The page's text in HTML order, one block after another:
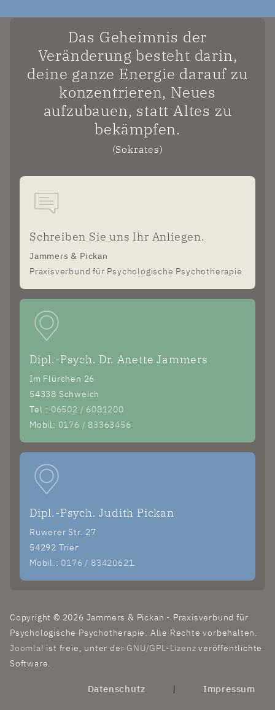
Das Geheimnis der
Veränderung besteht darin,
deine ganze Energie darauf zu
konzentrieren, Neues
aufzubauen, statt Altes zu
bekämpfen.
(Sokrates)
Schreiben Sie uns Ihr Anliegen.
Jammers & Pickan
Praxisverbund für Psychologische Psychotherapie
Dipl.-Psych. Dr. Anette Jammers
Im Flürchen 26
54338 Schweich
Tel.: 06502 / 6081200
Mobil: 0176 / 83363456
Dipl.-Psych. Judith Pickan
Ruwerer Str. 27
54292 Trier
Mobil.: 0176 / 83420621
Copyright © 2026 Jammers & Pickan - Praxisverbund für
Psychologische Psychotherapie. Alle Rechte vorbehalten.
Joomla! ist freie, unter der GNU/GPL-Lizenzveröffentlichte
Software.
Impressum
|
Datenschutz